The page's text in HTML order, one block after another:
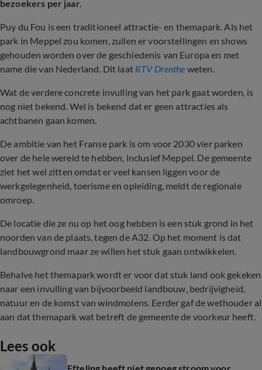
bezoekers per jaar.
Puy du Fou is een traditioneel attractie- en themapark. Als het
park in Meppel zou komen, zullen er voorstellingen en shows
gehouden worden over de geschiedenis van Europa en met
name die van Nederland. Dit laat RTV Drenthe weten.
Wat de verdere concrete invulling van het park gaat worden, is
nog niet bekend. Wel is bekend dat er geen attracties als
achtbanen gaan komen.
De ambitie van het Franse park is om voor 2030 vier parken
over de hele wereld te hebben, inclusief Meppel. De gemeente
ziet het wel zitten omdat er veel kansen liggen voor de
werkgelegenheid, toerisme en opleiding, meldt de regionale
omroep.
De locatie die ze nu op het oog hebben is een stuk grond in het
noorden van de plaats, tegen de A32. Op het moment is dat
landbouwgrond maar ze willen het stuk gaan ontwikkelen.
Behalve het themapark wordt er voor dat stuk land ook gekeken
naar een invulling van bijvoorbeeld landbouw, bedrijvigheid,
natuur en de komst van windmolens. Eerder gaf de wethouder al
aan dat themapark wat betreft de gemeente de voorkeur heeft.
Lees ook